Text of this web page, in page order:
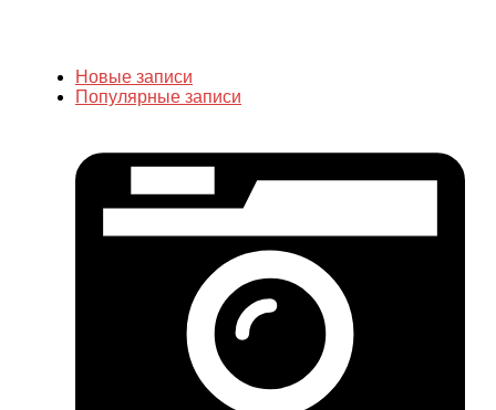
Новые записи
Популярные записи